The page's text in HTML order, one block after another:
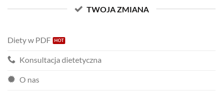
TWOJA ZMIANA
Diety w PDF
Konsultacja dietetyczna
O nas